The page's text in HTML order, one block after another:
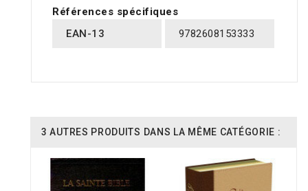
Références spécifiques
EAN-13
9782608153333
3 AUTRES PRODUITS DANS LA MÊME CATÉGORIE :